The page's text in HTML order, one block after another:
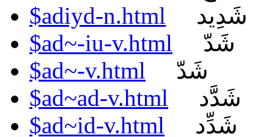
$adiyd-n.html
شَدِيد
$ad~-iu-v.html
شَدّ
$ad~-v.html
شَدّ
$ad~ad-v.html
شَدَّد
$ad~id-v.html
شَدِّد